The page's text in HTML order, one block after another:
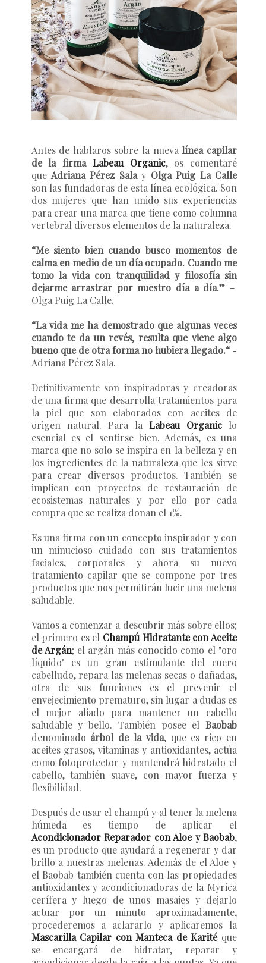
Antes de hablaros sobre la nuevalínea capilar
de la firma Labeau Organic, os comentaré
que Adriana Pérez Salay Olga Puig La Calle
son las fundadoras de esta línea ecológica. Son
dos mujeres que han unido sus experiencias
para crear una marca que tiene como columna
vertebral diversos elementos de la naturaleza.
“Me siento bien cuando busco momentos de
calma en medio de un día ocupado. Cuando me
tomo la vida con tranquilidad y filosofía sin
dejarme arrastrar por nuestro día a día.” -
Olga Puig La Calle.
“La vida me ha demostrado que algunas veces
cuando te da un revés, resulta que viene algo
bueno que de otra forma no hubiera llegado.“-
Adriana Pérez Sala.
Definitivamente son inspiradoras y creadoras
de una firma que desarrolla tratamientos para
la piel que son elaborados con aceites de
origen natural. Para la Labeau Organiclo
esencial es el sentirse bien. Además, es una
marca que no solo se inspira en la belleza y en
los ingredientes de la naturaleza que les sirve
para crear diversos productos. También se
implican con proyectos de restauración de
ecosistemas naturales y por ello por cada
compra que se realiza donan el 1%.
Es una firma con un concepto inspirador y con
un minucioso cuidado con sus tratamientos
faciales, corporales y ahora su nuevo
tratamiento capilar que se compone por tres
productos que nos permitirán lucir una melena
saludable.
Vamos a comenzar a descubrir más sobre ellos;
el primero es el Champú Hidratante con Aceite
de Argán; el argán más conocido como el "oro
líquido" es un gran estimulante del cuero
cabelludo, repara las melenas secas o dañadas,
otra de sus funciones es el prevenir el
envejecimiento prematuro, sin lugar a dudas es
el mejor aliado para mantener un cabello
saludable y bello. También posee el Baobab
denominado árbol de la vida, que es rico en
aceites grasos, vitaminas y antioxidantes, actúa
como fotoprotector y mantendrá hidratado el
cabello, también suave, con mayor fuerza y
flexibilidad.
Después de usar el champú y al tener la melena
húmeda es tiempo de aplicar el
Acondicionador Reparador con Aloe y Baobab,
es un producto que ayudará a regenerar y dar
brillo a nuestras melenas. Además de el Aloe y
el Baobab también cuenta con las propiedades
antioxidantes y acondicionadoras de la Myrica
cerífera y luego de unos masajes y dejarlo
actuar por un minuto aproximadamente,
procederemos a aclararlo y aplicaremos la
Mascarilla Capilar con Manteca de Karitéque
se encargará de hidratar, reparar y